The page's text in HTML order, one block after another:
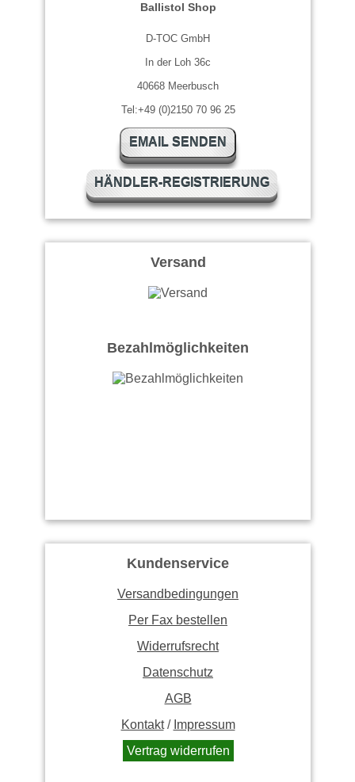
Ballistol Shop
D-TOC GmbH
In der Loh 36c
40668 Meerbusch
Tel:+49 (0)2150 70 96 25
EMAIL SENDEN
HÄNDLER-REGISTRIERUNG
Versand
Bezahlmöglichkeiten
Kundenservice
Versandbedingungen
Per Fax bestellen
Widerrufsrecht
Datenschutz
AGB
Kontakt/ Impressum
Vertrag widerrufen